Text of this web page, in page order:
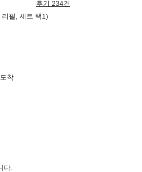
후기 234건
필, 세트 택1)
착
다.